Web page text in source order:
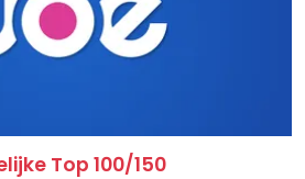
Top 100/150